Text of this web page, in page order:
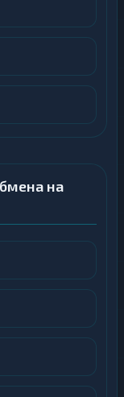
на